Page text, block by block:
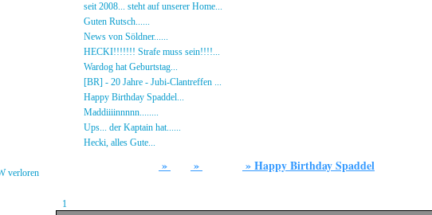
seit 2008... steht auf unserer Home...
Guten Rutsch......
News von Söldner......
HECKI!!!!!!! Strafe muss sein!!!!...
Wardog hat Geburtstag...
[BR] - 20 Jahre - Jubi-Clantreffen ...
Happy Birthday Spaddel...
Maddiiiinnnnn........
Ups... der Kaptain hat......
Hecki, alles Gute...
» » »Happy Birthday Spaddel
1| 2 ]